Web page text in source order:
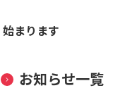
まります
お知らせ一覧